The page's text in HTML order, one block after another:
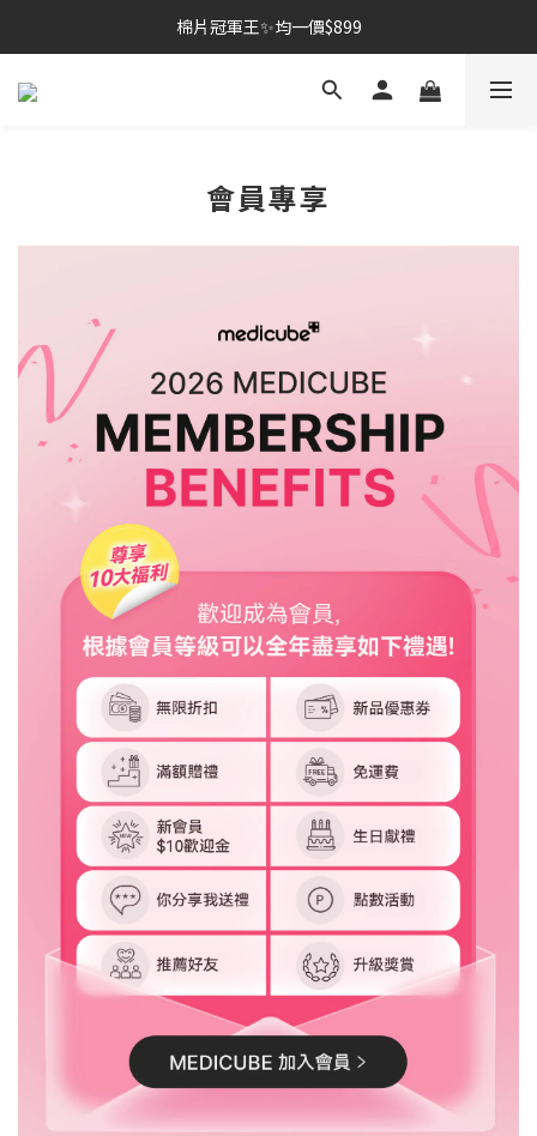
棉片冠軍王✨均一價$899
棉片冠軍王✨均一價$899
夏季深層清潔必備🫧張員瑛洗臉機
棉片冠軍王✨均一價$899
會員專享